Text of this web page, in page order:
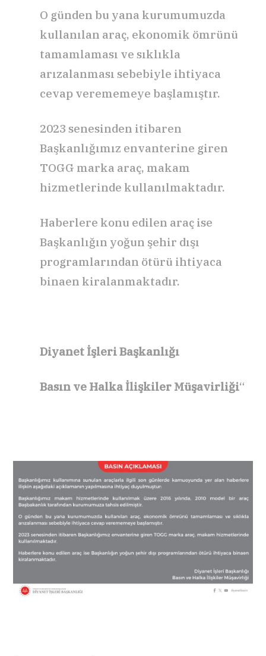
O günden bu yana kurumumuzda
kullanılan araç, ekonomik ömrünü
tamamlaması ve sıklıkla
arızalanması sebebiyle ihtiyaca
cevap verememeye başlamıştır.
2023 senesinden itibaren
Başkanlığımız envanterine giren
TOGG marka araç, makam
hizmetlerinde kullanılmaktadır.
Haberlere konu edilen araç ise
Başkanlığın yoğun şehir dışı
programlarından ötürü ihtiyaca
binaen kiralanmaktadır.
Diyanet İşleri Başkanlığı
Basın ve Halka İlişkiler Müşavirliği“